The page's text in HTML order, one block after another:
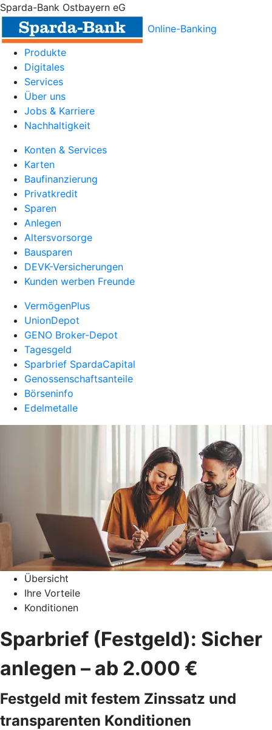
Sparda-Bank Ostbayern eG
Online-Banking
Produkte
Digitales
Services
Über uns
Jobs & Karriere
Nachhaltigkeit
Konten & Services
Karten
Baufinanzierung
Privatkredit
Sparen
Anlegen
Altersvorsorge
Bausparen
DEVK-Versicherungen
Kunden werben Freunde
VermögenPlus
UnionDepot
GENO Broker-Depot
Tagesgeld
Sparbrief SpardaCapital
Genossenschaftsanteile
Börseninfo
Edelmetalle
Übersicht
Ihre Vorteile
Konditionen
Sparbrief (Festgeld): Sicher
anlegen – ab 2.000 €
Festgeld mit festem Zinssatz und
transparenten Konditionen